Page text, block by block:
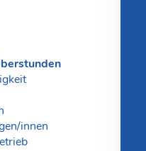
innen